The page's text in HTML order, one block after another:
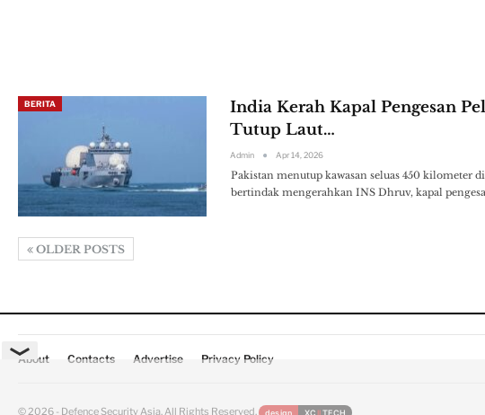
BERITA
India Kerah Kapal Pengesan
Tutup Laut…
Admin Apr 14, 2026
Pakistan menutup kawasan seluas 450 kilometer
bertindak mengerahkan INS Dhruv, kapal
OLDER POSTS
About Contacts Advertise Privacy Policy
© 2026 - Defence Security Asia. All Rights Reserved. design XCIITECH